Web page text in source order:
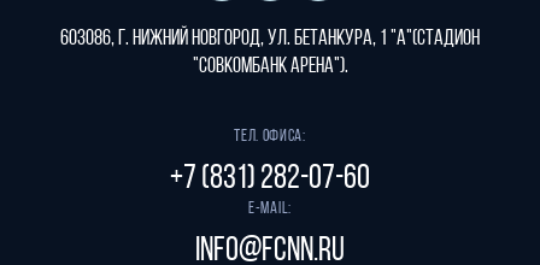
603086, г. Нижний Новгород, ул. Бетанкура, 1 "А"(стадион
"СОВКОМБАНК АРЕНА").
Тел. офиса:
+7 (831) 282-07-60
E-mail:
info@fcnn.ru